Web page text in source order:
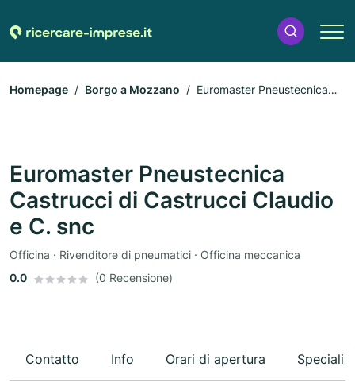
Homepage Borgo a Mozzano
Euromaster Pneustecnica
Euromaster Pneustecnica
Castrucci di Castrucci Claudio
e C. snc
Officina · Rivenditore di pneumatici · Officina meccanica
0.0
(0 Recensione)
Contatto Info Orari di apertura